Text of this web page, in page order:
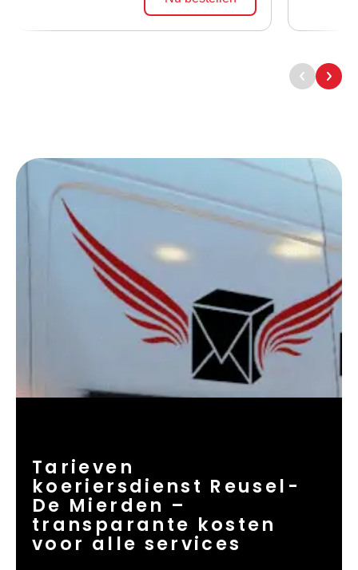
Tarieven
koeriersdienst Reusel-
De Mierden –
transparante kosten
voor alle services